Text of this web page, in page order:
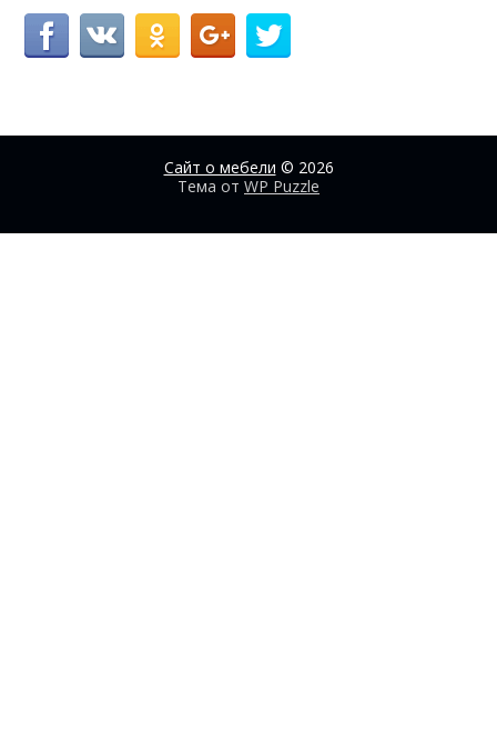
Сайт о мебели © 2026
Тема от WP Puzzle